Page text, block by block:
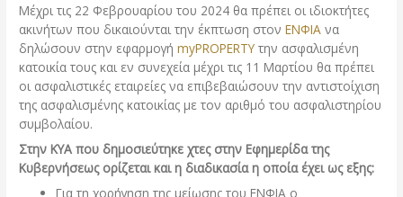
Μέχρι τις 22 Φεβρουαρίου του 2024 θα πρέπει οι ιδιοκτήτες
ακινήτων που δικαιούνται την έκπτωση στονΕΝΦΙΑνα
δηλώσουν στην εφαρμογήmyPROPERTY την ασφαλισμένη
κατοικία τους και εν συνεχεία μέχρι τις 11 Μαρτίου θα πρέπει
οι ασφαλιστικές εταιρείες να επιβεβαιώσουν την αντιστοίχιση
της ασφαλισμένης κατοικίας με τον αριθμό του ασφαλιστηρίου
συμβολαίου.
Στην ΚΥΑ που δημοσιεύτηκε χτες στην Εφημερίδα της
Κυβερνήσεως ορίζεται και η διαδικασία η οποία έχει ως εξης:
Για τη χορήγηση της μείωσης του ΕΝΦΙΑ ο